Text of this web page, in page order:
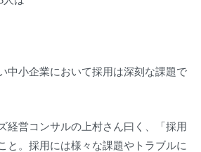
中小企業において採用は深刻な課題で
経営コンサルの上村さん曰く、「採用
と。採用には様々な課題やトラブルに